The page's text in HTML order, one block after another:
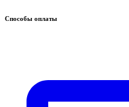
Способы оплаты